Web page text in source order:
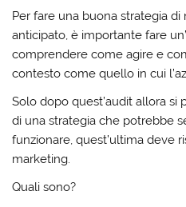
Per fare una buona strategia
anticipato, è importante fare
comprendere come agire e
contesto come quello in cui
Solo dopo quest’audit allora
di una strategia che potrebbe
funzionare, quest’ultima deve
marketing.
Quali sono?